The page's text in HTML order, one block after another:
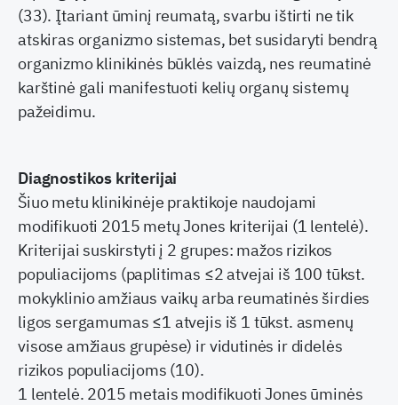
(33). Įtariant ūminį reumatą, svarbu ištirti ne tik
atskiras organizmo sistemas, bet susidaryti bendrą
organizmo klinikinės būklės vaizdą, nes reumatinė
karštinė gali manifestuoti kelių organų sistemų
pažeidimu.
Diagnostikos kriterijai
Šiuo metu klinikinėje praktikoje naudojami
modifikuoti 2015 metų Jones kriterijai (1 lentelė).
Kriterijai suskirstyti į 2 grupes: mažos rizikos
populiacijoms (paplitimas ≤2 atvejai iš 100 tūkst.
mokyklinio amžiaus vaikų arba reumatinės širdies
ligos sergamumas ≤1 atvejis iš 1 tūkst. asmenų
visose amžiaus grupėse) ir vidutinės ir didelės
rizikos populiacijoms (10).
1 lentelė. 2015 metais modifikuoti Jones ūminės